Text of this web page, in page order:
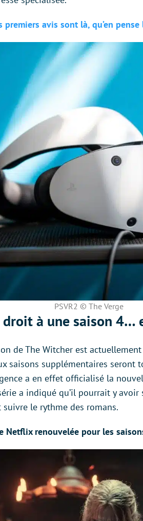
premiers avis sont là, qu’en
PSVR2 © The Verge
à une saison 4…
de The Witcher est
saisons supplémentaires seront
a en effet officialisé la
a indiqué qu’il pourrait y avoir
le rythme des romans.
Netflix renouvelée pour les